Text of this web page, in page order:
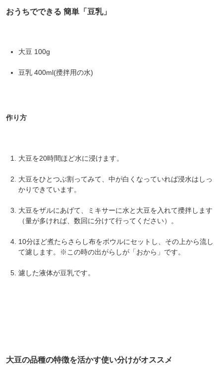
おうちでできる 簡単「豆乳」
大豆 100g
豆乳 400ml(攪拌用の水)
作り方
大豆を20時間ほど水に浸けます。
大豆をひとつぶ割ってみて、中が白くなっていれば浸水はしっ
かりできています。
大豆をザルにあげて、ミキサーに水と大豆を入れて攪拌します
（量が多ければ、数回に分けて行ってください）。
10分ほど煮たらさらし布をボウルにセットし、その上から流し
て濾します。※この時の出がらしが「おから」です。
濾した液体が豆乳です。
大豆の品種の特徴を活かす使い分けがオススメ